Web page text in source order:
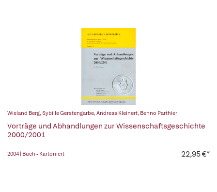
Wieland Berg,Sybille Gerstengarbe,Andreas Kleinert, Benno Parthier
Vorträge und Abhandlungen zur Wissenschaftsgeschichte
2000/2001
2004 | Buch - Kartoniert 22,95 €*